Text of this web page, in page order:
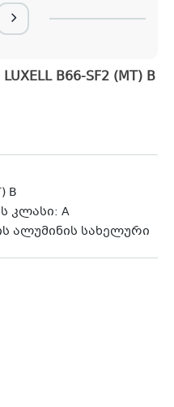
B66-SF2 (MT) B
B
კლასი: A
ალუმინის სახელური